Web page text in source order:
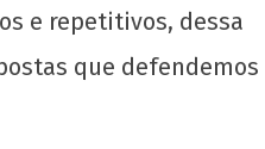
e repetitivos, dessa
que defendemos